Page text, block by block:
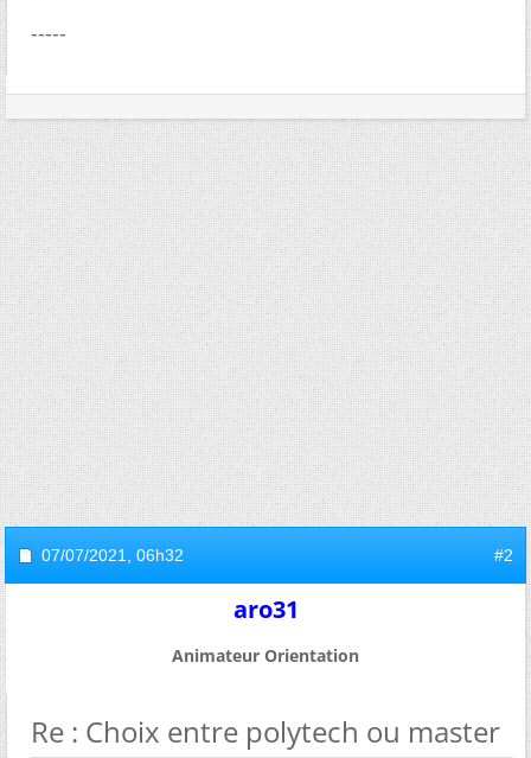
-----
07/07/2021, 06h32 #2
aro31
Animateur Orientation
Re : Choix entre polytech ou master